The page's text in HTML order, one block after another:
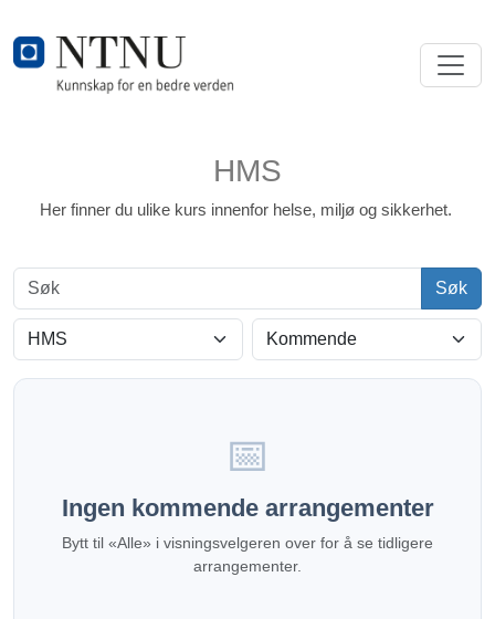
HMS
Her finner du ulike kurs innenfor helse, miljø og sikkerhet.
Søk Søk
Kategori Visning
📅
Ingen kommende arrangementer
Bytt til «Alle» i visningsvelgeren over for å se tidligere
arrangementer.